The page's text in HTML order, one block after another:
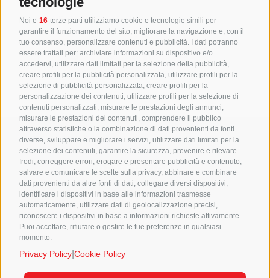
Noi e 16 terze parti utilizziamo cookie e tecnologie simili per
garantire il funzionamento del sito, migliorare la navigazione e, con il
tuo consenso, personalizzare contenuti e pubblicità. I dati potranno
essere trattati per: archiviare informazioni su dispositivo e/o
accedervi, utilizzare dati limitati per la selezione della pubblicità,
creare profili per la pubblicità personalizzata, utilizzare profili per la
selezione di pubblicità personalizzata, creare profili per la
personalizzazione dei contenuti, utilizzare profili per la selezione di
contenuti personalizzati, misurare le prestazioni degli annunci,
misurare le prestazioni dei contenuti, comprendere il pubblico
attraverso statistiche o la combinazione di dati provenienti da fonti
diverse, sviluppare e migliorare i servizi, utilizzare dati limitati per la
selezione dei contenuti, garantire la sicurezza, prevenire e rilevare
frodi, correggere errori, erogare e presentare pubblicità e contenuto,
salvare e comunicare le scelte sulla privacy, abbinare e combinare
dati provenienti da altre fonti di dati, collegare diversi dispositivi,
identificare i dispositivi in base alle informazioni trasmesse
automaticamente, utilizzare dati di geolocalizzazione precisi,
riconoscere i dispositivi in base a informazioni richieste attivamente.
Puoi accettare, rifiutare o gestire le tue preferenze in qualsiasi
momento.
Privacy Policy Cookie Policy
Condividi questo articolo
Informazioni
Cookie policy
Privacy policy